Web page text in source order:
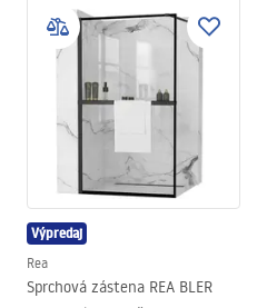
Výpredaj
Rea
Sprchová zástena REA BLER